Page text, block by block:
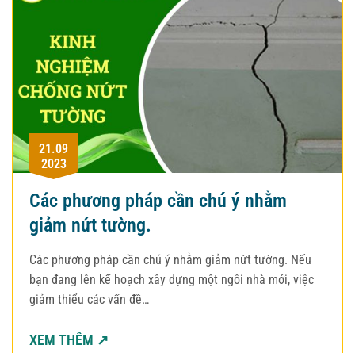
21.09
2023
Các phương pháp cần chú ý nhằm
giảm nứt tường.
Các phương pháp cần chú ý nhằm giảm nứt tường. Nếu
bạn đang lên kế hoạch xây dựng một ngôi nhà mới, việc
giảm thiểu các vấn đề…
XEM THÊM ↗